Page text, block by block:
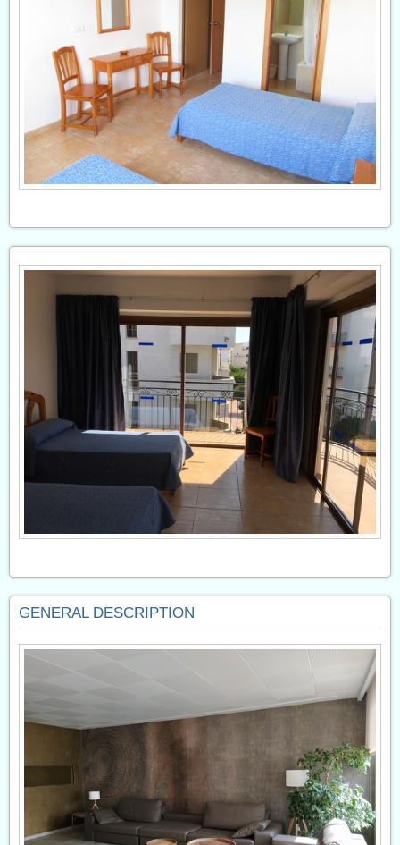
GENERAL DESCRIPTION